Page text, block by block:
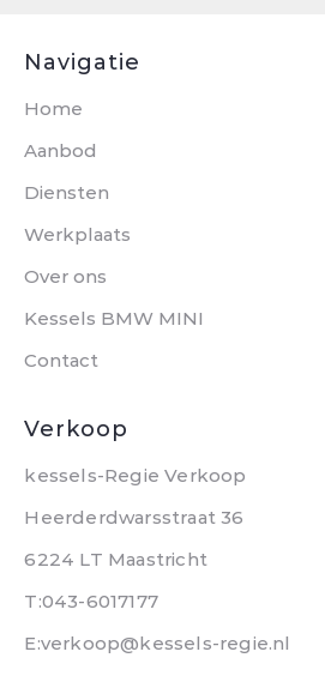
Navigatie
Home
Aanbod
Diensten
Werkplaats
Over ons
Kessels BMW MINI
Contact
Verkoop
kessels-Regie Verkoop
Heerderdwarsstraat 36
6224 LT Maastricht
T:043-6017177
E:verkoop@kessels-regie.nl